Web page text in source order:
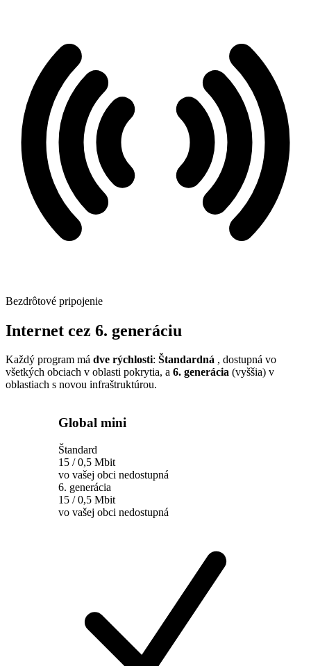
Bezdrôtové pripojenie
Internet cez 6. generáciu
Každý program má dve rýchlosti: Štandardná , dostupná vo
všetkých obciach v oblasti pokrytia, a 6. generácia (vyššia) v
oblastiach s novou infraštruktúrou.
Global mini
Štandard
15 / 0,5 Mbit
vo vašej obci nedostupná
6. generácia
15 / 0,5 Mbit
vo vašej obci nedostupná